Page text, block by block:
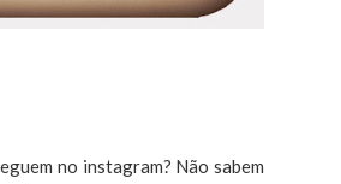
no instagram? Não sabem